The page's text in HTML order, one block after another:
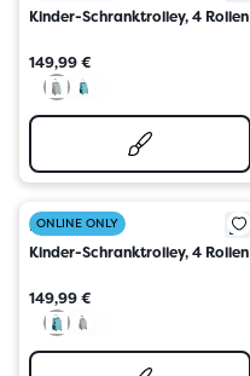
Kinder-Schranktrolley, 4 Rollen
149,99 €
ONLINE ONLY
HABA
Kinder-Schranktrolley, 4 Rollen
149,99 €